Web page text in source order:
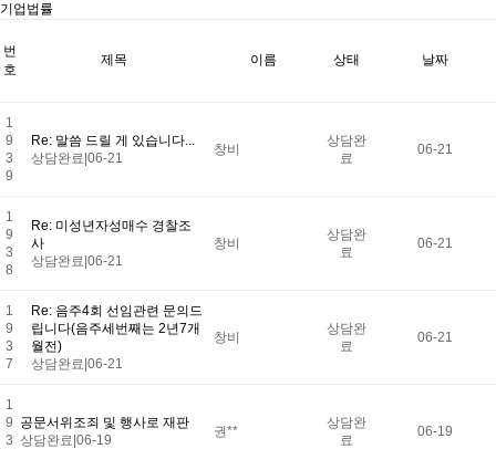
기업법률
번
호
제목 이름 상태 날짜
1
9
3
9
Re: 말씀 드릴 게 있습니다...
상담완료 06-21
창비
상담완
료
06-21
1
9
3
8
Re: 미성년자성매수 경찰조
사
상담완료 06-21
창비
상담완
료
06-21
1
9
3
7
Re: 음주4회 선임관련 문의드
립니다(음주세번째는 2년7개
월전)
상담완료 06-21
창비
상담완
료
06-21
1
9
3
공문서위조죄 및 행사로 재판
상담완료 06-19
권**
상담완
료
06-19